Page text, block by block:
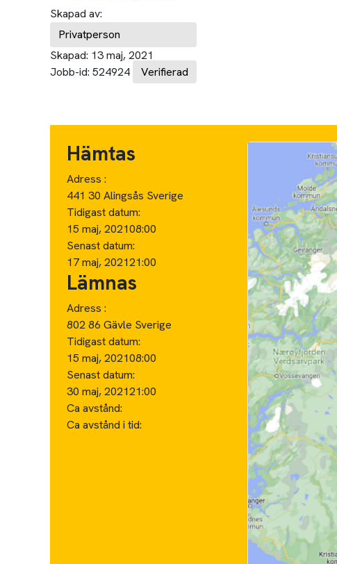
Skapad av:
Privatperson
Skapad: 13 maj, 2021
Jobb-id: 524924 Verifierad
Hämtas
Adress :
441 30 Alingsås Sverige
Tidigast datum:
15 maj, 202108:00
Senast datum:
17 maj, 202121:00
Lämnas
Adress :
802 86 Gävle Sverige
Tidigast datum:
15 maj, 202108:00
Senast datum:
30 maj, 202121:00
Ca avstånd:
Ca avstånd i tid: